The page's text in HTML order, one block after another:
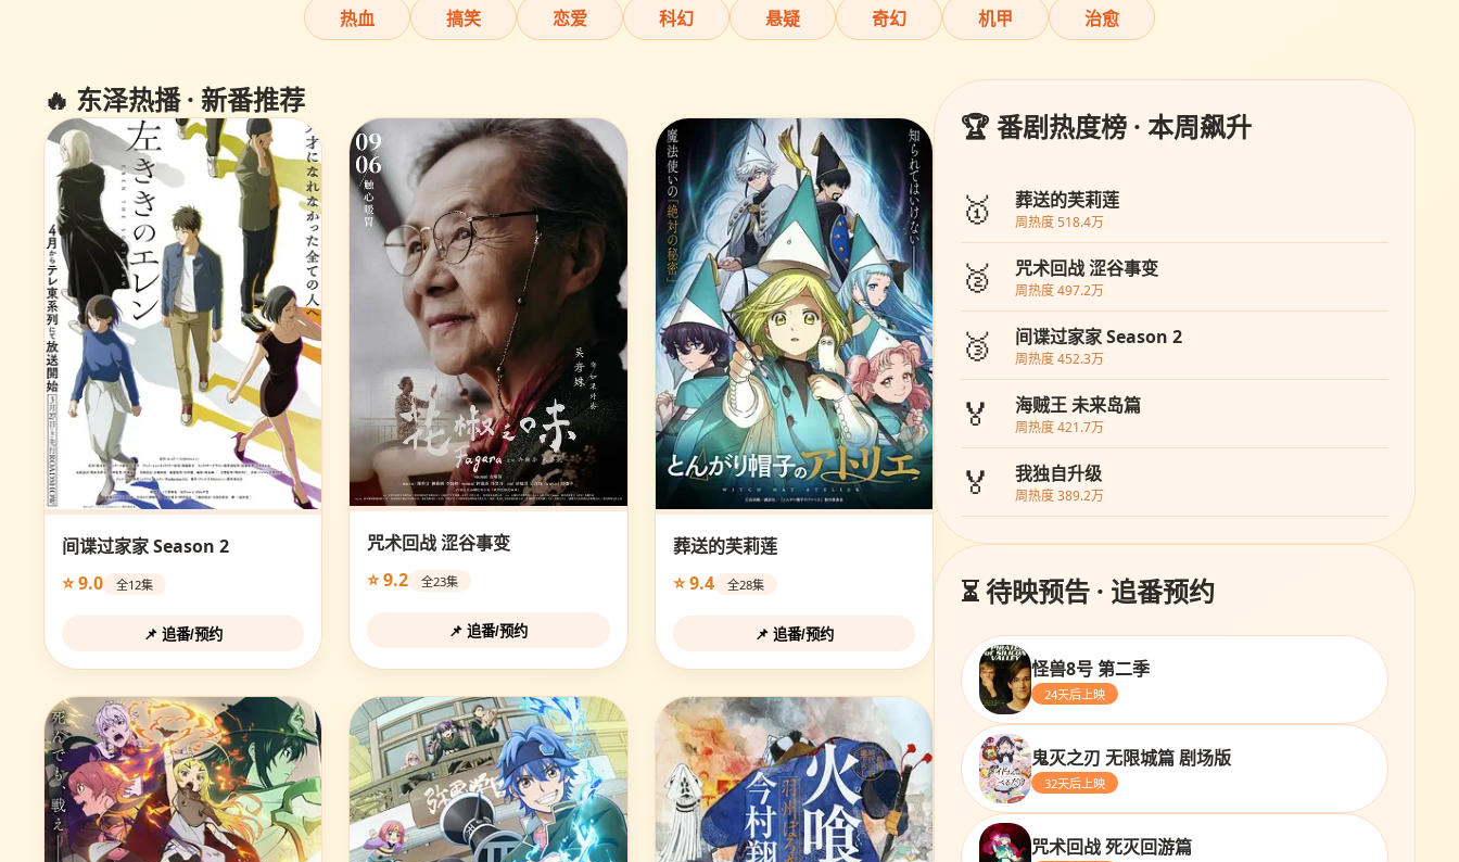
热血 搞笑 恋爱 科幻 悬疑 奇幻 机甲 治愈
🔥 东泽热播 · 新番推荐
间谍过家家 Season 2
⭐ 9.0
全12集
📌 追番/预约
咒术回战 涩谷事变
⭐ 9.2
全23集
📌 追番/预约
葬送的芙莉莲
⭐ 9.4
全28集
📌 追番/预约
🏆 番剧热度榜 · 本周飙升
🥇 葬送的芙莉莲
周热度 518.4万
🥈 咒术回战 涩谷事变
周热度 497.2万
🥉 间谍过家家 Season 2
周热度 452.3万
🏅 海贼王 未来岛篇
周热度 421.7万
🏅 我独自升级
周热度 389.2万
⏳ 待映预告 · 追番预约
怪兽8号 第二季
24天后上映
鬼灭之刃 无限城篇 剧场版
32天后上映
咒术回战 死灭回游篇